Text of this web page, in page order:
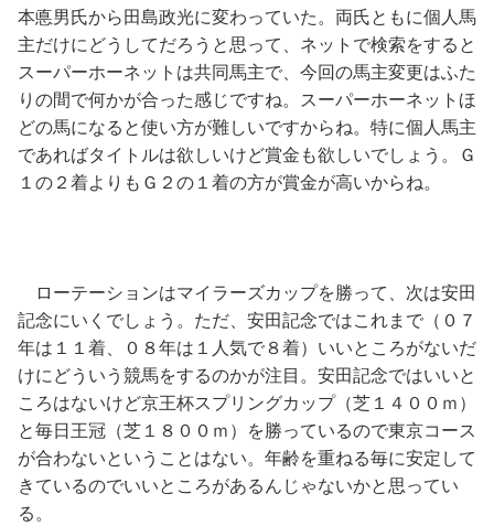
本悳男氏から田島政光に変わっていた。両氏ともに個人馬
主だけにどうしてだろうと思って、ネットで検索をすると
スーパーホーネットは共同馬主で、今回の馬主変更はふた
りの間で何かが合った感じですね。スーパーホーネットほ
どの馬になると使い方が難しいですからね。特に個人馬主
であればタイトルは欲しいけど賞金も欲しいでしょう。Ｇ
１の２着よりもＧ２の１着の方が賞金が高いからね。
ローテーションはマイラーズカップを勝って、次は安田
記念にいくでしょう。ただ、安田記念ではこれまで（０７
年は１１着、０８年は１人気で８着）いいところがないだ
けにどういう競馬をするのかが注目。安田記念ではいいと
ころはないけど京王杯スプリングカップ（芝１４００ｍ）
と毎日王冠（芝１８００ｍ）を勝っているので東京コース
が合わないということはない。年齢を重ねる毎に安定して
きているのでいいところがあるんじゃないかと思ってい
る。